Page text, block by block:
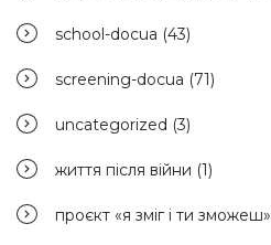
school-docua (43)
screening-docua (71)
uncategorized (3)
життя після війни (1)
проєкт «я зміг і ти зможеш»